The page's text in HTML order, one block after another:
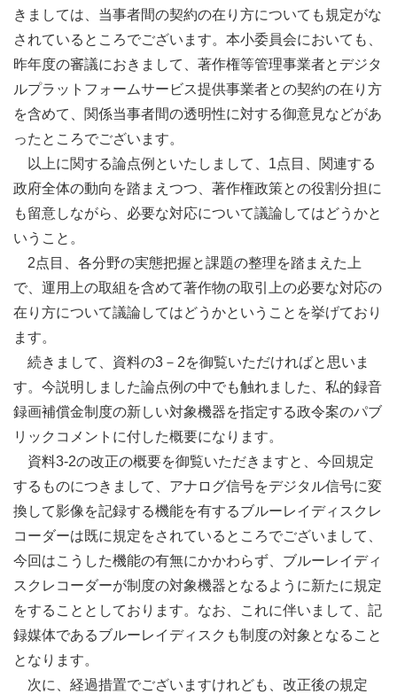
きましては、当事者間の契約の在り方についても規定がな
されているところでございます。本小委員会においても、
昨年度の審議におきまして、著作権等管理事業者とデジタ
ルプラットフォームサービス提供事業者との契約の在り方
を含めて、関係当事者間の透明性に対する御意見などがあ
ったところでございます。
以上に関する論点例といたしまして、1点目、関連する
政府全体の動向を踏まえつつ、著作権政策との役割分担に
も留意しながら、必要な対応について議論してはどうかと
いうこと。
2点目、各分野の実態把握と課題の整理を踏まえた上
で、運用上の取組を含めて著作物の取引上の必要な対応の
在り方について議論してはどうかということを挙げており
ます。
続きまして、資料の3－2を御覧いただければと思いま
す。今説明しました論点例の中でも触れました、私的録音
録画補償金制度の新しい対象機器を指定する政令案のパブ
リックコメントに付した概要になります。
資料3-2の改正の概要を御覧いただきますと、今回規定
するものにつきまして、アナログ信号をデジタル信号に変
換して影像を記録する機能を有するブルーレイディスクレ
コーダーは既に規定をされているところでございまして、
今回はこうした機能の有無にかかわらず、ブルーレイディ
スクレコーダーが制度の対象機器となるように新たに規定
をすることとしております。なお、これに伴いまして、記
録媒体であるブルーレイディスクも制度の対象となること
となります。
次に、経過措置でございますけれども、改正後の規定